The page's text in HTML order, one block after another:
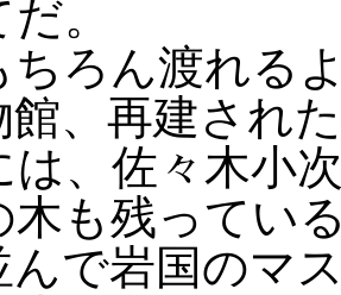
。
ろん渡れる
館、再建され
は、佐々木小
木も残ってい
で岩国のマ